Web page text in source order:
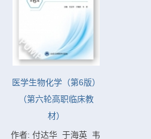
医学生物化学（第6版）
（第六轮高职临床教
材）
作者: 付达华  于海英  韦